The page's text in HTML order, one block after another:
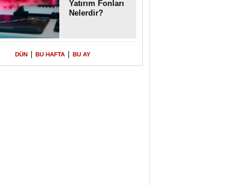
Yatırım Fonları
Nelerdir?
DÜN BU HAFTA BU AY